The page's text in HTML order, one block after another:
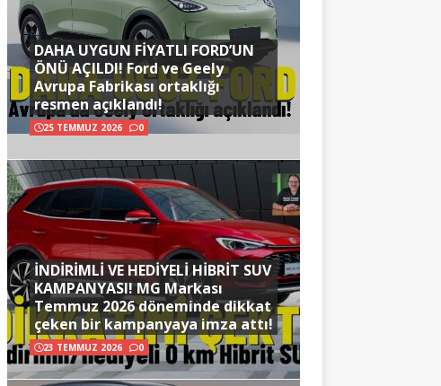
DAHA UYGUN FİYATLI FORD’UN
ÖNÜ AÇILDI! Ford ve Geely
Avrupa Fabrikası ortaklığı
resmen açıklandı!
25 TEMMUZ 2026 0
İNDİRİMLİ VE HEDİYELİ HİBRİT SUV
KAMPANYASI! MG Markası
Temmuz 2026 döneminde dikkat
çeken bir kampanyaya imza attı!
23 TEMMUZ 2026 0